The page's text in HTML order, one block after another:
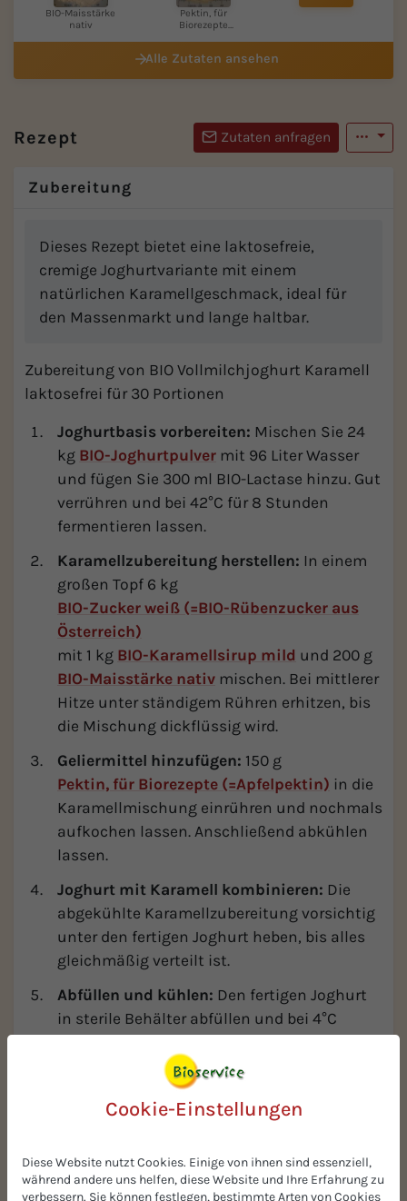
BIO-Maisstärke
nativ
Pektin, für
Biorezepte
Alle Zutaten ansehen
Rezept Zutaten anfragen
Zubereitung
Dieses Rezept bietet eine laktosefreie,
cremige Joghurtvariante mit einem
natürlichen Karamellgeschmack, ideal für
den Massenmarkt und lange haltbar.
Zubereitung von BIO Vollmilchjoghurt Karamell
laktosefrei für 30 Portionen
Joghurtbasis vorbereiten: Mischen Sie 24
kg BIO-Joghurtpulver mit 96 Liter Wasser
und fügen Sie 300 ml BIO-Lactase hinzu. Gut
verrühren und bei 42°C für 8 Stunden
fermentieren lassen.
Karamellzubereitung herstellen: In einem
großen Topf 6 kg
BIO-Zucker weiß (=BIO-Rübenzucker aus
Österreich)
mit 1 kg BIO-Karamellsirup mild und 200 g
BIO-Maisstärke nativ mischen. Bei mittlerer
Hitze unter ständigem Rühren erhitzen, bis
die Mischung dickflüssig wird.
Geliermittel hinzufügen: 150 g
Pektin, für Biorezepte (=Apfelpektin) in die
Karamellmischung einrühren und nochmals
aufkochen lassen. Anschließend abkühlen
lassen.
Joghurt mit Karamell kombinieren: Die
abgekühlte Karamellzubereitung vorsichtig
unter den fertigen Joghurt heben, bis alles
gleichmäßig verteilt ist.
Abfüllen und kühlen: Den fertigen Joghurt
in sterile Behälter abfüllen und bei 4°C
RezeptberaterCookie-Einstellungen
Diese Website nutzt Cookies. Einige von ihnen sind essenziell,
während andere uns helfen, diese Website und Ihre Erfahrung zu
verbessern. Sie können festlegen, bestimmte Arten von Cookies